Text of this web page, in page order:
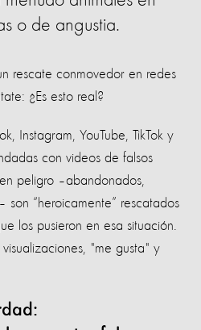
o de angustia.
rescate conmovedor en redes
¿Es esto real?
Instagram, YouTube, TikTok y
con videos de falsos
peligro –abandonados,
“heroicamente” rescatados
los pusieron en esa situación.
"me gusta" y